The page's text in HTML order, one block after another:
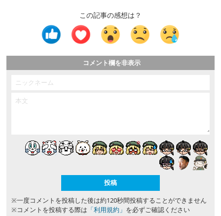
この記事の感想は？
コメント欄を非表示
※一度コメントを投稿した後は約120秒間投稿することができません
※コメントを投稿する際は 「利用規約」 を必ずご確認ください